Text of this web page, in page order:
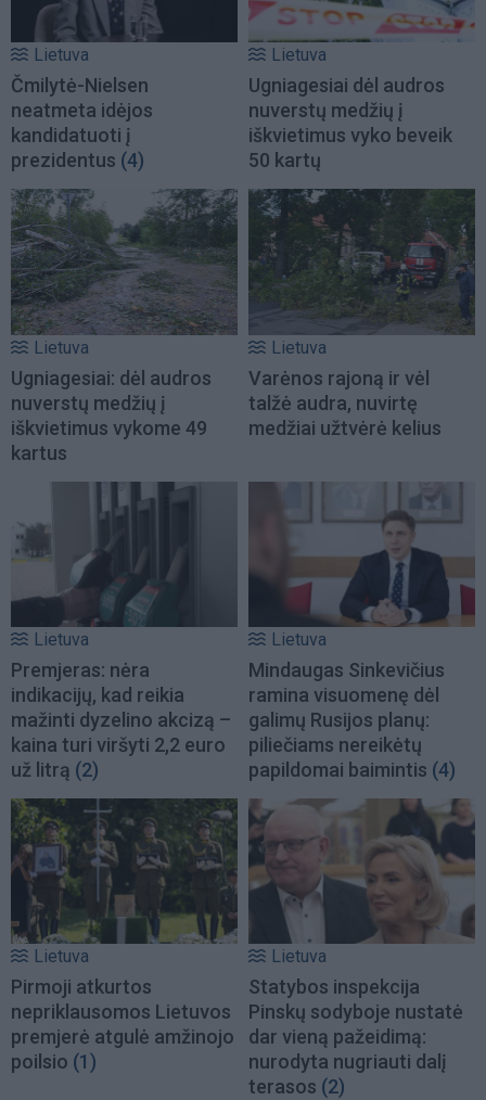
Lietuva
Čmilytė-Nielsen
neatmeta idėjos
kandidatuoti į
prezidentus (4)
Lietuva
Ugniagesiai dėl audros
nuverstų medžių į
iškvietimus vyko beveik
50 kartų
Lietuva
Ugniagesiai: dėl audros
nuverstų medžių į
iškvietimus vykome 49
kartus
Lietuva
Varėnos rajoną ir vėl
talžė audra, nuvirtę
medžiai užtvėrė kelius
Lietuva
Premjeras: nėra
indikacijų, kad reikia
mažinti dyzelino akcizą –
kaina turi viršyti 2,2 euro
už litrą (2)
Lietuva
Mindaugas Sinkevičius
ramina visuomenę dėl
galimų Rusijos planų:
piliečiams nereikėtų
papildomai baimintis (4)
Lietuva
Pirmoji atkurtos
nepriklausomos Lietuvos
premjerė atgulė amžinojo
poilsio (1)
Lietuva
Statybos inspekcija
Pinskų sodyboje nustatė
dar vieną pažeidimą:
nurodyta nugriauti dalį
terasos (2)